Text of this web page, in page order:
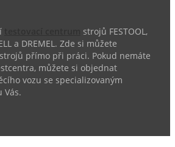
strojů FESTOOL,
a DREMEL. Zde si můžete
přímo při práci. Pokud nemáte
můžete si objednat
vozu se specializovaným
Vás.